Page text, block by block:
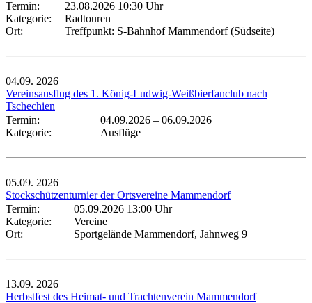
Termin:
23.08.2026 10:30 Uhr
Kategorie:
Radtouren
Ort:
Treffpunkt: S-Bahnhof Mammendorf (Südseite)
04.09. 2026
Vereinsausflug des 1. König-Ludwig-Weißbierfanclub nach
Tschechien
Termin:
04.09.2026 – 06.09.2026
Kategorie:
Ausflüge
05.09. 2026
Stockschützenturnier der Ortsvereine Mammendorf
Termin:
05.09.2026 13:00 Uhr
Kategorie:
Vereine
Ort:
Sportgelände Mammendorf, Jahnweg 9
13.09. 2026
Herbstfest des Heimat- und Trachtenverein Mammendorf